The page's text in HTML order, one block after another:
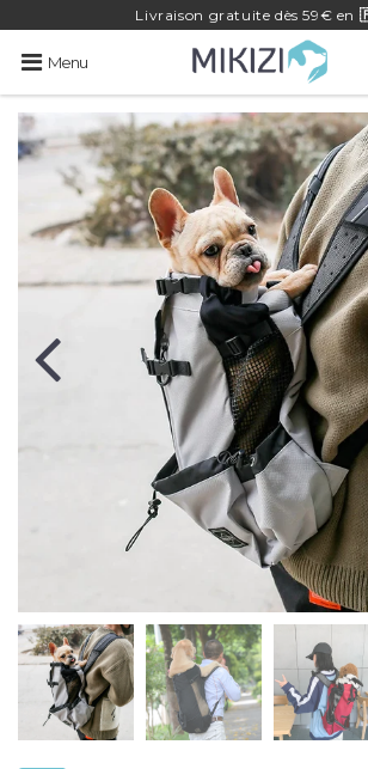
Livraison gratuite dès 59€ en
Menu